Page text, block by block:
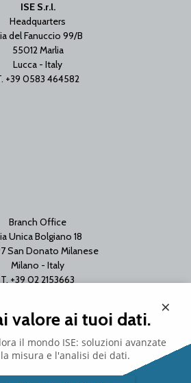
ISE S.r.l.
Headquarters
del Fanuccio 99/B
55012 Marlia
Lucca - Italy
+39 0583 464582
Branch Office
Unica Bolgiano 18
San Donato Milanese
Milano - Italy
T. +39 02 2153663
×
valore ai tuoi dati.
il mondo ISE: soluzioni avanzate
misura e l'analisi dei dati.